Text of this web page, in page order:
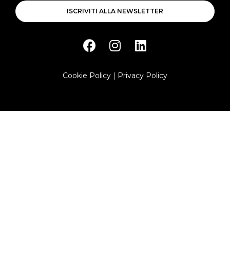
ISCRIVITI ALLA NEWSLETTER
Cookie Policy Privacy Policy